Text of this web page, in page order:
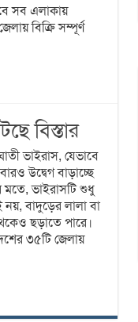
সব এলাকায়
বিক্রি সম্পূর্ণ
বিস্তার
ভাইরাস, যেভাবে
উদ্বেগ বাড়াচ্ছে
মতে, ভাইরাসটি শুধু
নয়, বাদুড়ের লালা বা
ছড়াতে পারে।
৩৫টি জেলায়